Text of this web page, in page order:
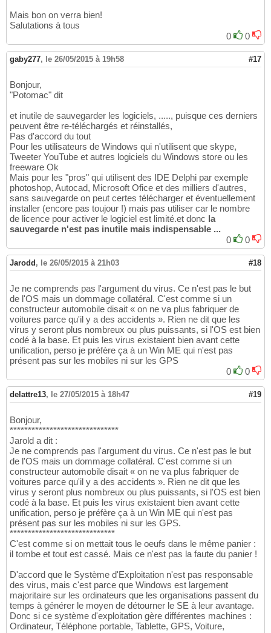
Mais bon on verra bien!
Salutations à tous
0
0
gaby277, le 26/05/2015 à 19h58 #17
Bonjour,
"Potomac" dit
et inutile de sauvegarder les logiciels, ....., puisque ces derniers
peuvent être re-téléchargés et réinstallés,
Pas d'accord du tout
Pour les utilisateurs de Windows qui n'utilisent que skype,
Tweeter YouTube et autres logiciels du Windows store ou les
freeware Ok
Mais pour les "pros" qui utilisent des IDE Delphi par exemple
photoshop, Autocad, Microsoft Ofice et des milliers d'autres,
sans sauvegarde on peut certes télécharger et éventuellement
installer (encore pas toujour !) mais pas utiliser car le nombre
de licence pour activer le logiciel est limité.et donc la
sauvegarde n'est pas inutile mais indispensable ...
0
0
Jarodd , le 26/05/2015 à 21h03 #18
Je ne comprends pas l'argument du virus. Ce n'est pas le but
de l'OS mais un dommage collatéral. C'est comme si un
constructeur automobile disait « on ne va plus fabriquer de
voitures parce qu'il y a des accidents ». Rien ne dit que les
virus y seront plus nombreux ou plus puissants, si l'OS est bien
codé à la base. Et puis les virus existaient bien avant cette
unification, perso je préfère ça à un Win ME qui n'est pas
présent pas sur les mobiles ni sur les GPS
0
0
delattre13, le 27/05/2015 à 18h47 #19
Bonjour,
******************************
Jarold a dit :
Je ne comprends pas l'argument du virus. Ce n'est pas le but
de l'OS mais un dommage collatéral. C'est comme si un
constructeur automobile disait « on ne va plus fabriquer de
voitures parce qu'il y a des accidents ». Rien ne dit que les
virus y seront plus nombreux ou plus puissants, si l'OS est bien
codé à la base. Et puis les virus existaient bien avant cette
unification, perso je préfère ça à un Win ME qui n'est pas
présent pas sur les mobiles ni sur les GPS.
*****************************
C'est comme si on mettait tous le oeufs dans le même panier :
il tombe et tout est cassé. Mais ce n'est pas la faute du panier !
D'accord que le Système d'Exploitation n'est pas responsable
des virus, mais c'est parce que Windows est largement
majoritaire sur les ordinateurs que les organisations passent du
temps à générer le moyen de détourner le SE à leur avantage.
Donc si ce système d'exploitation gère différentes machines :
Ordinateur, Téléphone portable, Tablette, GPS, Voiture,